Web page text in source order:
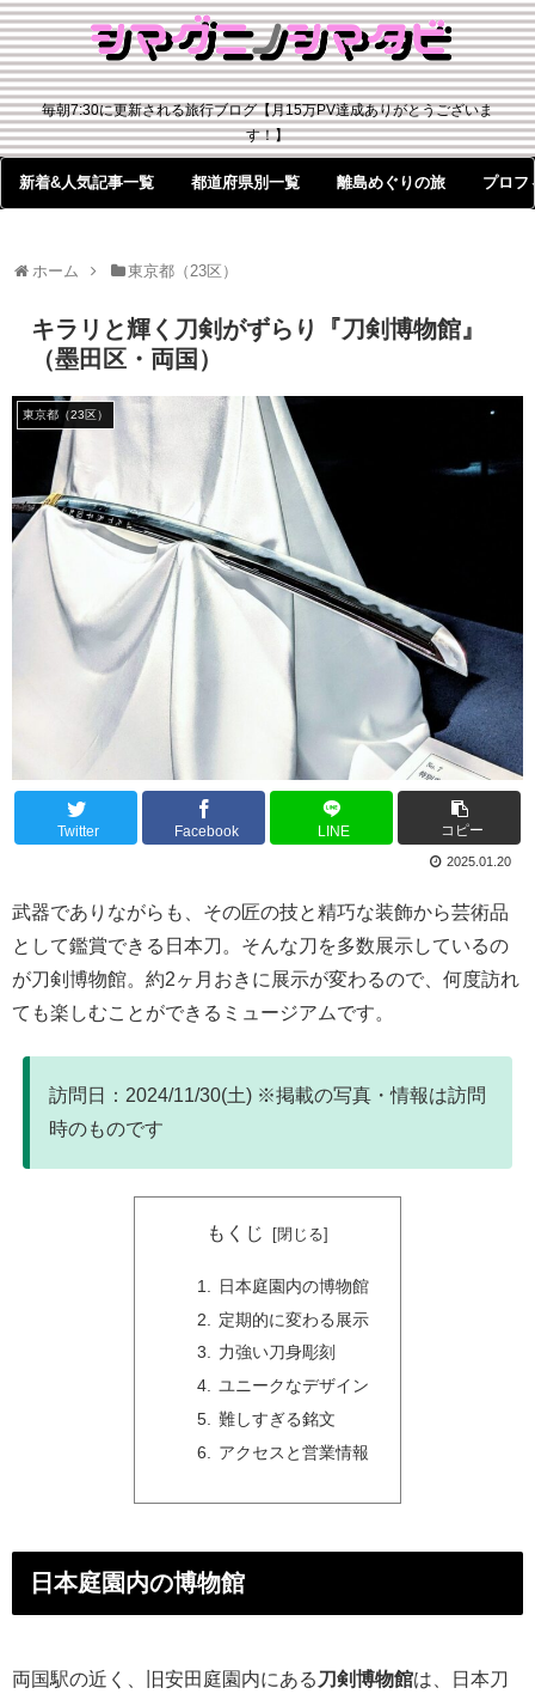
毎朝7:30に更新される旅行ブログ【月15万PV達成ありがとうございま
す！】
新着&人気記事一覧 都道府県別一覧 離島めぐりの旅 プロフ
ホーム 東京都（23区）
キラリと輝く刀剣がずらり『刀剣博物館』
（墨田区・両国）
東京都（23区）
Twitter Facebook LINE コピー
2025.01.20
武器でありながらも、その匠の技と精巧な装飾から芸術品
として鑑賞できる日本刀。そんな刀を多数展示しているの
が刀剣博物館。約2ヶ月おきに展示が変わるので、何度訪れ
ても楽しむことができるミュージアムです。
訪問日：2024/11/30(土) ※掲載の写真・情報は訪問
時のものです
もくじ
日本庭園内の博物館
定期的に変わる展示
力強い刀身彫刻
ユニークなデザイン
難しすぎる銘文
アクセスと営業情報
日本庭園内の博物館
両国駅の近く、旧安田庭園内にある 刀剣博物館は、日本刀